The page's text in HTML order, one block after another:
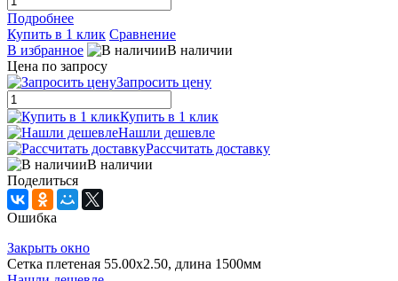
Подробнее
Купить в 1 клик Сравнение
В избранное
В наличии
Цена по запросу
Запросить цену
Купить в 1 клик
Нашли дешевле
Рассчитать доставку
В наличии
Поделиться
Ошибка
Закрыть окно
Сетка плетеная 55.00x2.50, длина 1500мм